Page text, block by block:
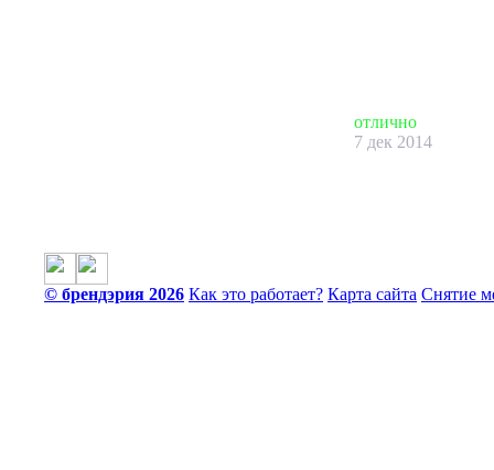
отлично
7 дек 2014
© брендэрия 2026 Как это работает? Карта сайта Снятие